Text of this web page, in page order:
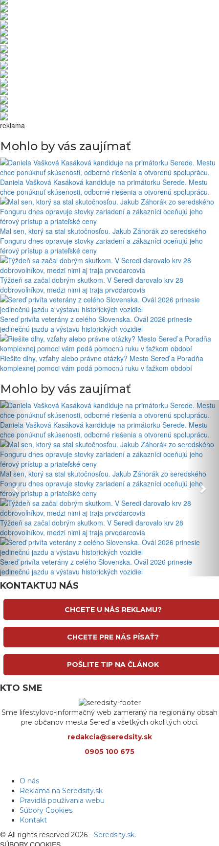
reklama
Mohlo by vás zaujímať
Daniela Vašková Kasáková kandiduje na primátorku Serede. Mestu
chce ponúknuť skúsenosti, odborné riešenia a otvorenú spoluprácu.
Mal sen, ktorý sa stal skutočnosťou. Jakub Záhorák zo seredského
Fonguru dnes opravuje stovky zariadení a zákazníci oceňujú jeho
férový prístup a priateľské ceny
Týždeň sa začal dobrým skutkom. V Seredi darovalo krv 28
dobrovoľníkov, medzi nimi aj traja prvodarcovia
Sereď privíta veterány z celého Slovenska. Ovál 2026 prinesie
jedinečnú jazdu a výstavu historických vozidiel
Riešite dlhy, vzťahy alebo právne otázky? Mesto Sereď a Poradňa
komplexnej pomoci vám podá pomocnú ruku v ťažkom období
Mohlo by vás zaujímať
Daniela Vašková Kasáková kandiduje na primátorku Serede. Mestu
chce ponúknuť skúsenosti, odborné riešenia a otvorenú spoluprácu.
Mal sen, ktorý sa stal skutočnosťou. Jakub Záhorák zo seredského
Fonguru dnes opravuje stovky zariadení a zákazníci oceňujú jeho
férový prístup a priateľské ceny
Týždeň sa začal dobrým skutkom. V Seredi darovalo krv 28
dobrovoľníkov, medzi nimi aj traja prvodarcovia
Sereď privíta veterány z celého Slovenska. Ovál 2026 prinesie
jedinečnú jazdu a výstavu historických vozidiel
KONTAKTUJ NÁS
CHCETE U NÁS REKLAMU?
CHCETE PRE NÁS PÍSAŤ?
POŠLITE TIP NA ČLÁNOK
KTO SME
Sme lifestylovo-informačný web zameraný na regionálny obsah
pre občanov mesta Sereď a všetkých okolitých obcí.
redakcia@seredsity.sk
0905 100 675
O nás
Reklama na Seredsity.sk
Pravidlá používania webu
Súbory Cookies
Kontakt
© All rights reserved 2026 - Seredsity.sk.